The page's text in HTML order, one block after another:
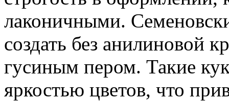
лаконичными.
создать без анилиновой
гусиным пером. Такие
яркостью цветов, что